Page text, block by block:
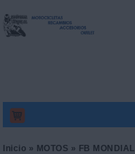
Inicio » MOTOS » FB MONDIAL